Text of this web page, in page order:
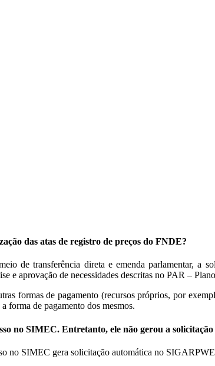
das atas de registro de preços do FNDE?
de transferência direta e emenda parlamentar, a
e aprovação de necessidades descritas no PAR –
formas de pagamento (recursos próprios, por
forma de pagamento dos mesmos.
no SIMEC. Entretanto, ele não gerou a
no SIMEC gera solicitação automática no